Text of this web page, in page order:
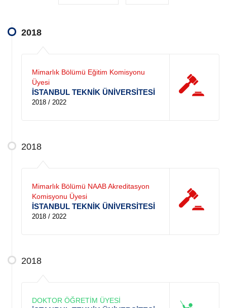
2018
Mimarlık Bölümü Eğitim Komisyonu
Üyesi
İSTANBUL TEKNİK ÜNİVERSİTESİ
2018 / 2022
2018
Mimarlık Bölümü NAAB Akreditasyon
Komisyonu Üyesi
İSTANBUL TEKNİK ÜNİVERSİTESİ
2018 / 2022
2018
DOKTOR ÖĞRETİM ÜYESİ